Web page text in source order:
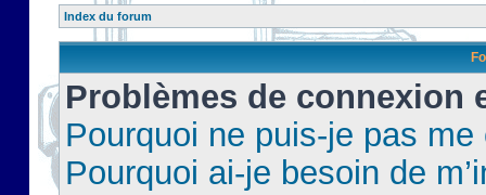
Index du forum
Problèmes de connexion
Pourquoi ne puis-je pas
Pourquoi ai-je besoin de